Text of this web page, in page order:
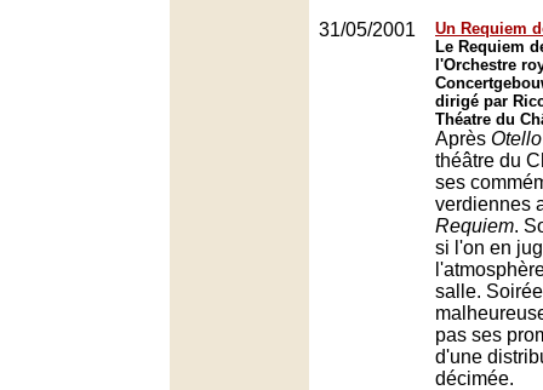
31/05/2001
Un Requiem
Le Requiem
l'Orchestre
dirigé par
Théatre du
Après Otello
théâtre du
ses
verdiennes
Requiem.
si l'on en
salle.
pas ses
d'une
décimée.